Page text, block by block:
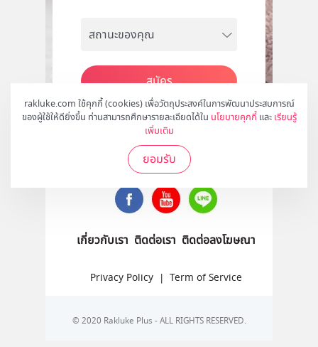
rakluke.com ใช้คุกกี้ (cookies) เพื่อวัตถุประสงค์ในการพัฒนาประสบการณ์
ของผู้ใช้ให้ดียิ่งขึ้น ท่านสามารถศึกษารายละเอียดได้ใน นโยบายคุกกี้ และ เรียนรู้
เพิ่มเติม
ยอมรับ
สมัคร
ติดตามเราได้ที่
เกี่ยวกับเรา ติดต่อเรา ติดต่อลงโฆษณา
Privacy Policy | Term of Service
© 2020 Rakluke Plus - ALL RIGHTS RESERVED.